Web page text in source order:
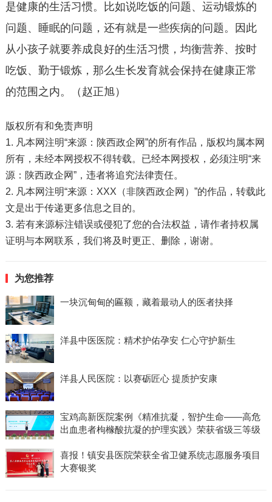
是健康的生活习惯。比如说吃饭的问题、运动锻炼的
问题、睡眠的问题，还有就是一些疾病的问题。因此
从小孩子就要养成良好的生活习惯，均衡营养、按时
吃饭、勤于锻炼，那么生长发育就会保持在健康正常
的范围之内。（赵正旭）
版权所有和免责声明
1. 凡本网注明“来源：陕西政企网”的所有作品，版权均属本网
所有，未经本网授权不得转载。已经本网授权，必须注明“来
源：陕西政企网”，违者将追究法律责任。
2. 凡本网注明“来源：XXX（非陕西政企网）”的作品，转载此
文是出于传递更多信息之目的。
3. 若有来源标注错误或侵犯了您的合法权益，请作者持权属
证明与本网联系，我们将及时更正、删除，谢谢。
为您推荐
一块沉甸甸的匾额，藏着最动人的医者抉择
洋县中医医院：精术护佑孕安 仁心守护新生
洋县人民医院：以赛砺匠心 提质护安康
宝鸡高新医院案例《精准抗凝，智护生命——高危
出血患者枸橼酸抗凝的护理实践》荣获省级三等级
喜报！镇安县医院荣获全省卫健系统志愿服务项目
大赛银奖